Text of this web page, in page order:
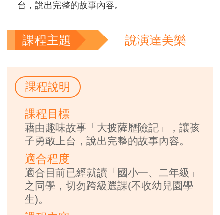
台，說出完整的故事內容。
課程主題 說演達美樂
課程說明
課程目標
藉由趣味故事「大披薩歷險記」，讓孩
子勇敢上台，說出完整的故事內容。
適合程度
適合目前已經就讀「國小一、二年級」
之同學，切勿跨級選課(不收幼兒園學
生)。